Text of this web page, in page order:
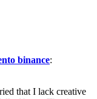
binance:
that I lack creative